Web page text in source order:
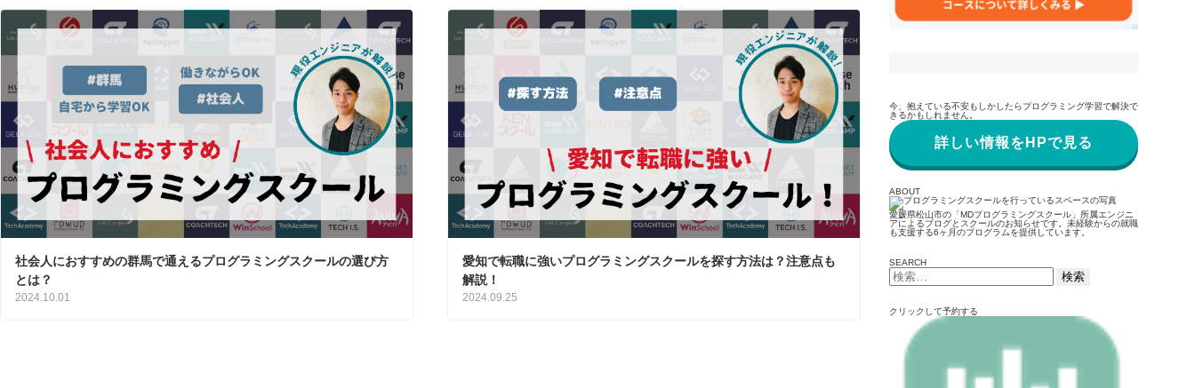
社会人におすすめの群馬で通えるプログラミングスクールの選び方
とは？
2024.10.01
愛知で転職に強いプログラミングスクールを探す方法は？注意点も
解説！
2024.09.25
今、抱えている不安もしかしたらプログラミング学習で解決で
きるかもしれません。
詳しい情報をHPで見る
ABOUT
愛媛県松山市の「MDプログラミングスクール」所属エンジニ
アによるブログとスクールのお知らせです。未経験からの就職
も支援する6ヶ月のプログラムを提供しています。
SEARCH
検
索:
クリックして予約する